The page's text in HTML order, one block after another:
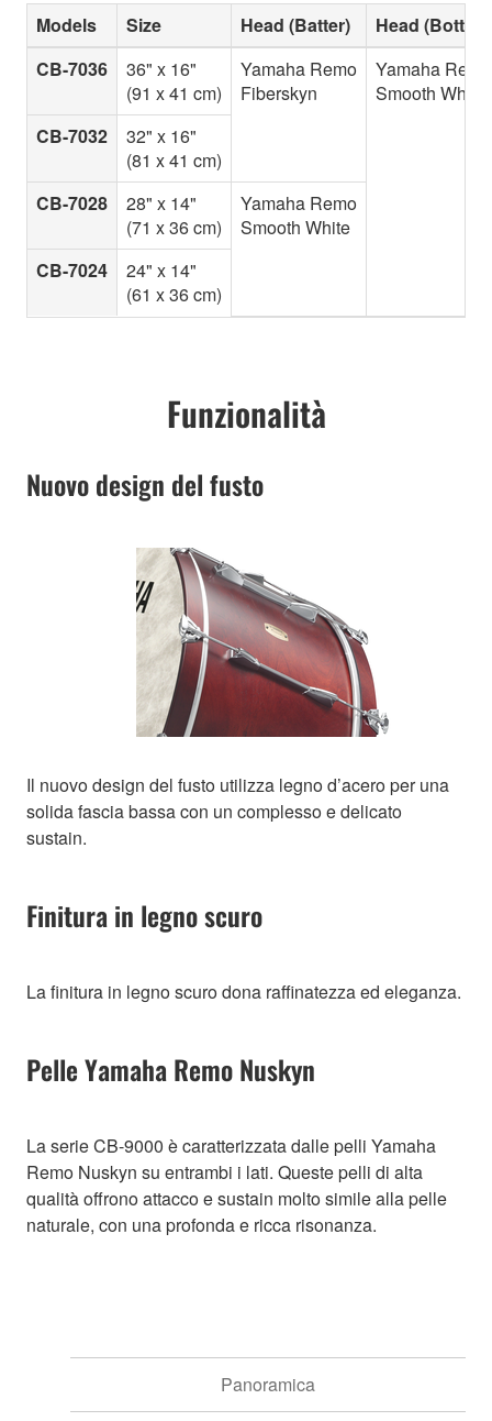
Models Size Head (Batter)
Head
CB-7036
36" x 16"
(91 x 41 cm)
Yamaha Remo
Fiberskyn
Yamaha Remo
Smooth White
CB-7032
32" x 16"
(81 x 41 cm)
CB-7028
28" x 14"
(71 x 36 cm)
Yamaha Remo
Smooth White
CB-7024
24" x 14"
(61 x 36 cm)
Funzionalità
Nuovo design del fusto
Il nuovo design del fusto utilizza legno d’acero per una
solida fascia bassa con un complesso e delicato
sustain.
Finitura in legno scuro
La finitura in legno scuro dona raffinatezza ed eleganza.
Pelle Yamaha Remo Nuskyn
La serie CB-9000 è caratterizzata dalle pelli Yamaha
Remo Nuskyn su entrambi i lati. Queste pelli di alta
qualità offrono attacco e sustain molto simile alla pelle
naturale, con una profonda e ricca risonanza.
Panoramica